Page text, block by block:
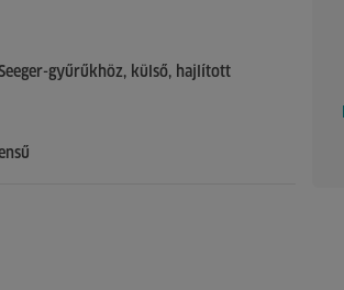
gyűrűkhöz, külső, hajlított